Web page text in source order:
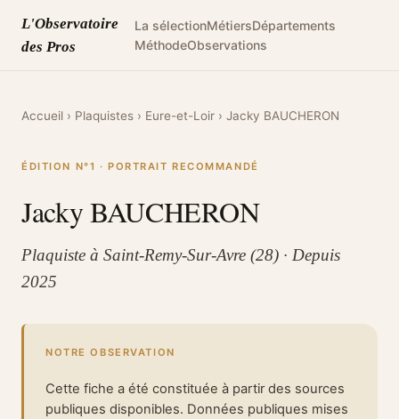
L'Observatoire
des Pros
La sélectionMétiersDépartements
MéthodeObservations
Accueil › Plaquistes › Eure-et-Loir › Jacky BAUCHERON
ÉDITION N°1 · PORTRAIT RECOMMANDÉ
Jacky BAUCHERON
Plaquiste à Saint-Remy-Sur-Avre (28) · Depuis
2025
NOTRE OBSERVATION
Cette fiche a été constituée à partir des sources
publiques disponibles. Données publiques mises